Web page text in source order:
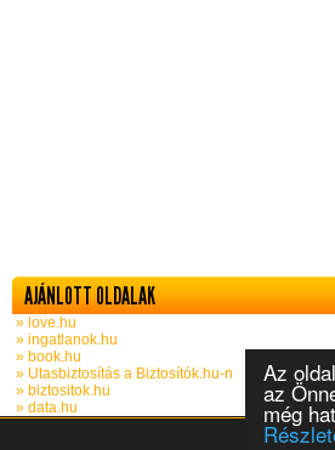
Az
az
még
AJÁNLOTT OLDALAK
» love.hu
» ingatlanok.hu
» book.hu
» Utasbiztosítás a Biztosítók.hu-n
» biztositok.hu
» data.hu